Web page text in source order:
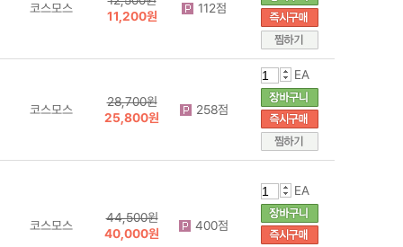
코스모스
11,200원
112점
코스모스
28,700원
25,800원
258점
EA
코스모스
44,500원
40,000원
400점
EA